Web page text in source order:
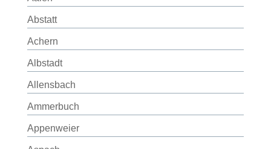
Abstatt
Achern
Albstadt
Allensbach
Ammerbuch
Appenweier